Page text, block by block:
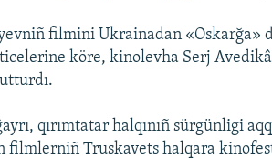
filmini Ukrainadan «Oskarğa»
köre, kinolevha Serj
qırımtatar halqınıñ sürgünligi
filmlerniñ Truskavets halqara